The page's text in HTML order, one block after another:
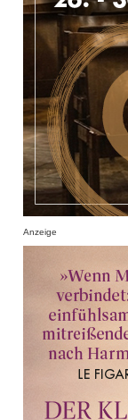
Anzeige